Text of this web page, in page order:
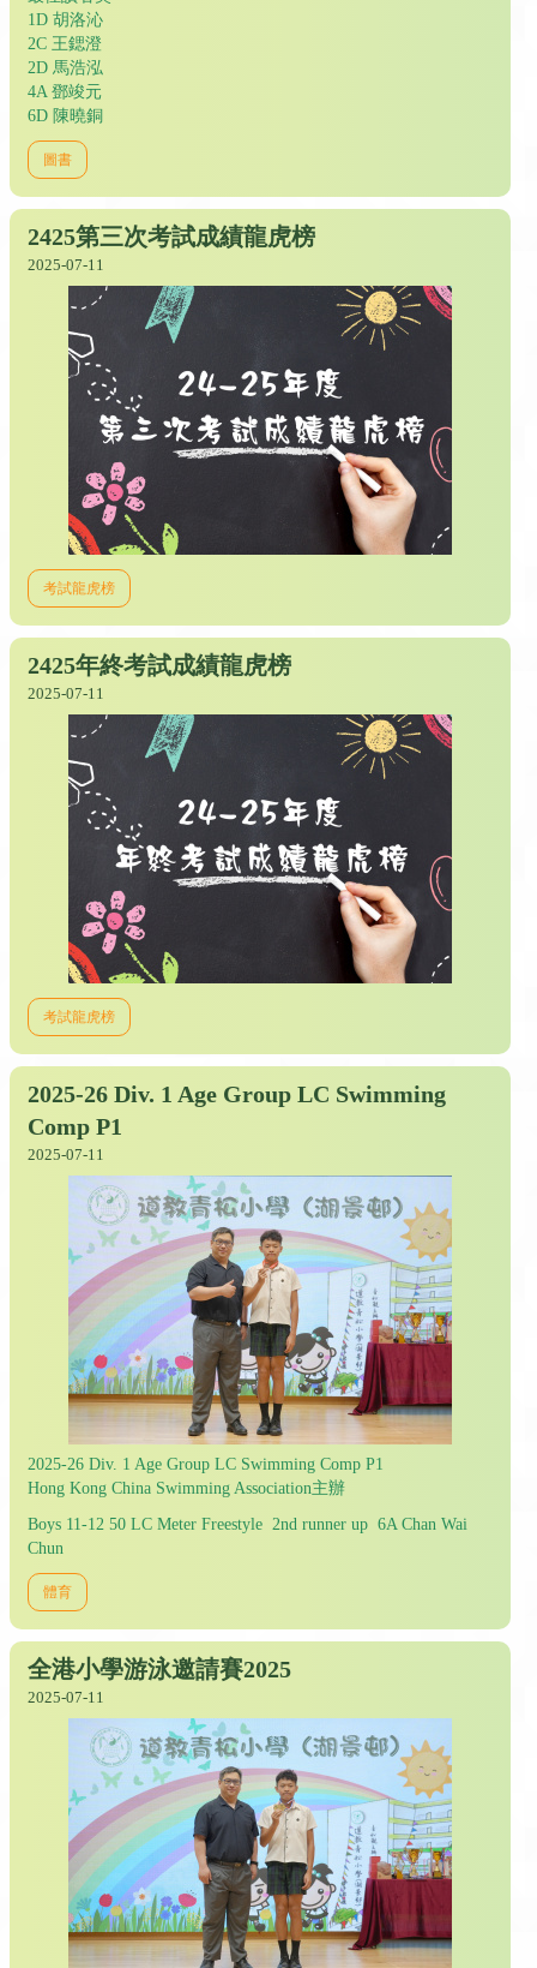
1D 胡洛沁
2C 王鍶澄
2D 馬浩泓
4A 鄧竣元
6D 陳曉銅
圖書
2425第三次考試成績龍虎榜
2025-07-11
考試龍虎榜
2425年終考試成績龍虎榜
2025-07-11
考試龍虎榜
2025-26 Div. 1 Age Group LC Swimming
Comp P1
2025-07-11
2025-26 Div. 1 Age Group LC Swimming Comp P1
Hong Kong China Swimming Association主辦
Boys 11-12 50 LC Meter Freestyle 2nd runner up 6A Chan Wai
Chun
體育
全港小學游泳邀請賽2025
2025-07-11